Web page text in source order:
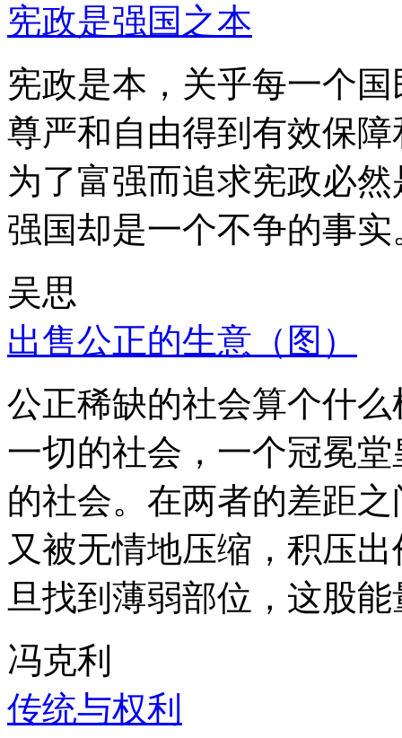
宪政是强国之本
宪政是本，关乎每一个
尊严和自由得到有效保
为了富强而追求宪政必
强国却是一个不争的事实
吴思
出售公正的生意（图）
公正稀缺的社会算个什
一切的社会，一个冠冕
的社会。在两者的差距
又被无情地压缩，积压
旦找到薄弱部位，这股
冯克利
传统与权利